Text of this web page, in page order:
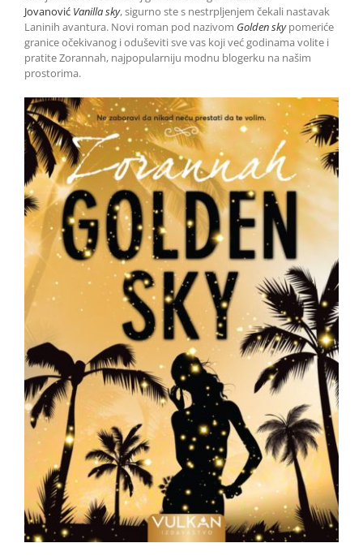
Jovanović Vanilla sky, sigurno ste s nestrpljenjem čekali nastavak
Laninih avantura. Novi roman pod nazivom Golden skypomeriće
granice očekivanog i oduševiti sve vas koji već godinama volite i
pratite Zorannah, najpopularniju modnu blogerku na našim
prostorima.